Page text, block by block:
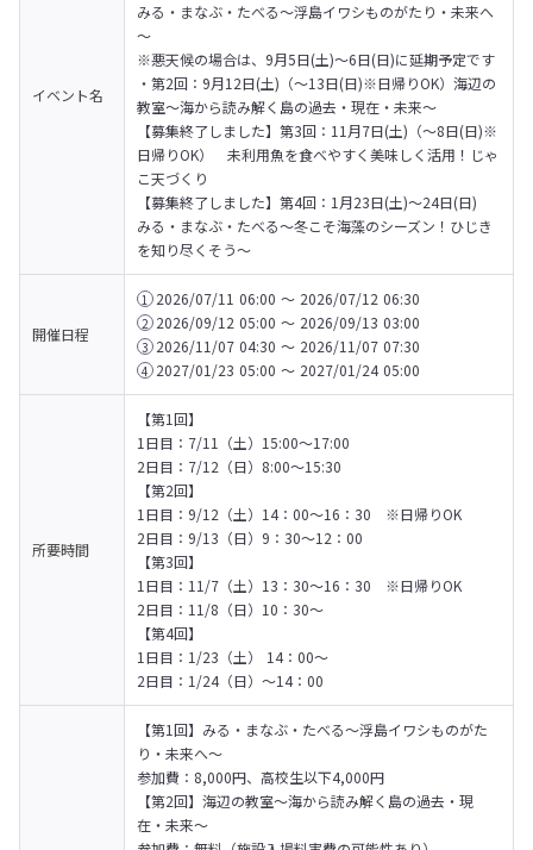
イベント名
みる・まなぶ・たべる～浮島イワシものがたり・未来へ
～
※悪天候の場合は、9月5日(土)～6日(日)に延期予定です
・第2回：9月12日(土)（～13日(日)※日帰りOK）海辺の
教室～海から読み解く島の過去・現在・未来～
【募集終了しました】第3回：11月7日(土)（～8日(日)※
日帰りOK）　未利用魚を食べやすく美味しく活用！じゃ
こ天づくり
【募集終了しました】第4回：1月23日(土)～24日(日)
みる・まなぶ・たべる～冬こそ海藻のシーズン！ひじき
を知り尽くそう～
開催日程
1 2026/07/11 06:00 〜 2026/07/12 06:30
2 2026/09/12 05:00 〜 2026/09/13 03:00
3 2026/11/07 04:30 〜 2026/11/07 07:30
4 2027/01/23 05:00 〜 2027/01/24 05:00
所要時間
【第1回】
1日目：7/11（土）15:00〜17:00
2日目：7/12（日）8:00〜15:30
【第2回】
1日目：9/12（土）14：00～16：30　※日帰りOK
2日目：9/13（日）9：30～12：00
【第3回】
1日目：11/7（土）13：30～16：30　※日帰りOK
2日目：11/8（日）10：30～
【第4回】
1日目：1/23（土） 14：00～
2日目：1/24（日）～14：00
【第1回】みる・まなぶ・たべる～浮島イワシものがた
り・未来へ～
参加費：8,000円、高校生以下4,000円
【第2回】海辺の教室～海から読み解く島の過去・現
在・未来～